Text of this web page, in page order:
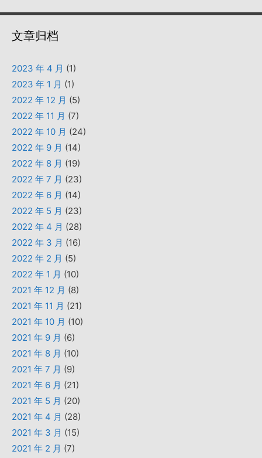
文章归档
2023 年 4 月 (1)
2023 年 1 月 (1)
2022 年 12 月 (5)
2022 年 11 月 (7)
2022 年 10 月 (24)
2022 年 9 月 (14)
2022 年 8 月 (19)
2022 年 7 月 (23)
2022 年 6 月 (14)
2022 年 5 月 (23)
2022 年 4 月 (28)
2022 年 3 月 (16)
2022 年 2 月 (5)
2022 年 1 月 (10)
2021 年 12 月 (8)
2021 年 11 月 (21)
2021 年 10 月 (10)
2021 年 9 月 (6)
2021 年 8 月 (10)
2021 年 7 月 (9)
2021 年 6 月 (21)
2021 年 5 月 (20)
2021 年 4 月 (28)
2021 年 3 月 (15)
2021 年 2 月 (7)